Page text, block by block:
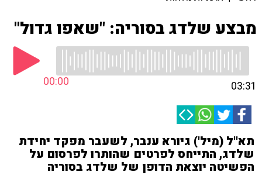
מבצע שלדג בסוריה: "שאפו גדול"
00:00 03:31
תא''ל (מיל') גיורא ענבר, לשעבר מפקד יחידת
שלדג, התייחס לפרטים שהותרו לפרסום על
הפשיטה יוצאת הדופן של שלדג בסוריה